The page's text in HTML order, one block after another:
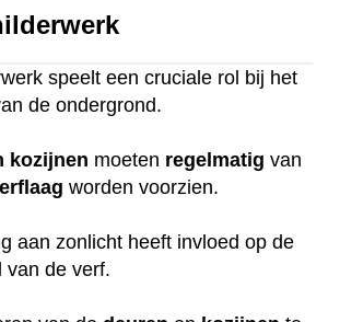
speelt een cruciale rol bij het
de ondergrond.
kozijnen moeten regelmatig van
worden voorzien.
aan zonlicht heeft invloed op de
van de verf.